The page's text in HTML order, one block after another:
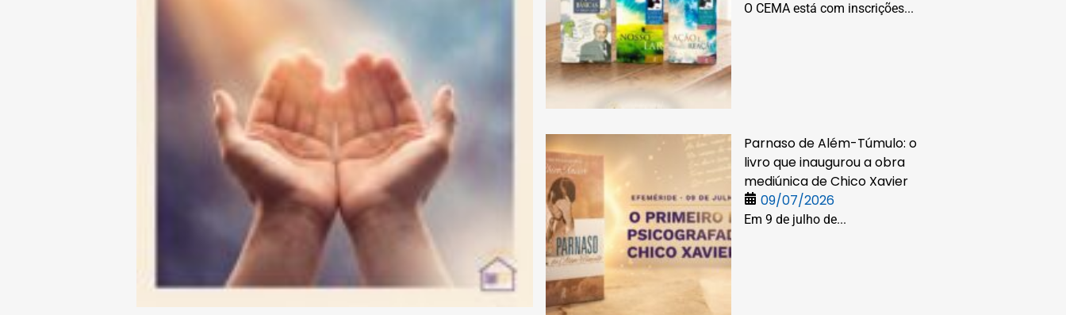
O CEMA está com inscrições...
Parnaso de Além-Túmulo: o
livro que inaugurou a obra
mediúnica de Chico Xavier
09/07/2026
Em 9 de julho de...